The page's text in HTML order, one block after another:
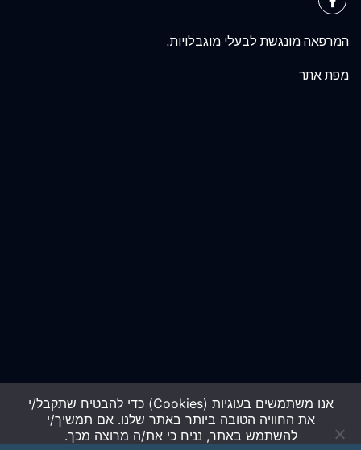
המרפאה מונגשת לבעלי מוגבלויות.
מפת אתר
אנו משתמשים בעוגיות (Cookies) כדי להבטיח שתקבל/י
את החוויה הטובה ביותר באתר שלנו. אם תמשיך/י
להשתמש באתר, נניח כי את/ה מרוצה מכך.